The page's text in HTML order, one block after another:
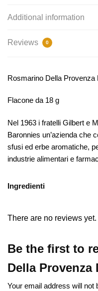
Additional information
Reviews 0
Rosmarino Della Provenza
Flacone da 18 g
Nel 1963 i fratelli Gilbert e
Baronnies un’azienda che
sfusi ed erbe aromatiche,
industrie alimentari e
Ingredienti
There are no reviews yet.
Be the first to
Della Provenza
Your email address will not